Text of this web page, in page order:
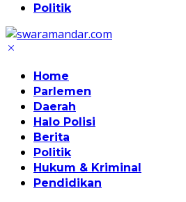
Politik
Home
Parlemen
Daerah
Halo Polisi
Berita
Politik
Hukum & Kriminal
Pendidikan